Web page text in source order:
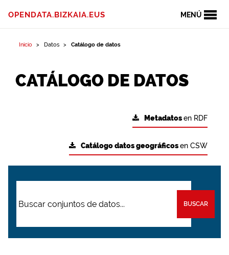
MENÚ
OPENDATA.BIZKAIA.EUS
Inicio Datos Catálogo de datos
CATÁLOGO DE DATOS
Metadatosen RDF
Catálogo datos geográficosen CSW
BUSCAR